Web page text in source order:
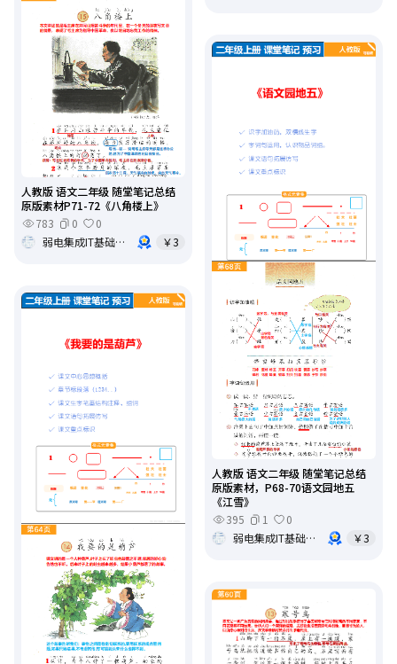
人教版 语文二年级 随堂笔记总结
原版素材P71-72《八角楼上》
783
0
0
弱电集成IT基础架构运维
￥3
人教版 语文二年级 随堂笔记总结
原版素材，P68-70语文园地五
《江雪》
395
1
0
弱电集成IT基础架构运维
￥3